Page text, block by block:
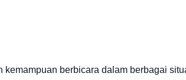
kemampuan berbicara dalam berbagai